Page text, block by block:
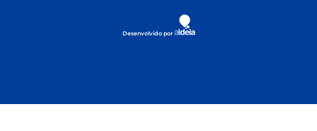
Desenvolvido por